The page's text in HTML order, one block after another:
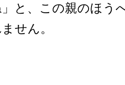
と、この親のほう
せん。